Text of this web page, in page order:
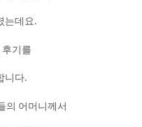
는데요.
기를
니다.
의 어머니께서